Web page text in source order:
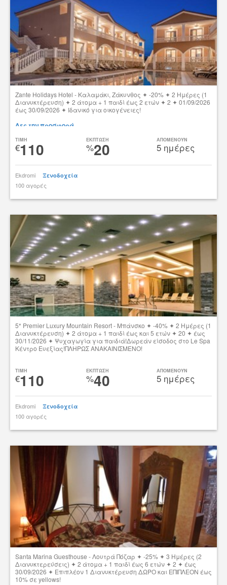
Zante Holidays Hotel - Καλαμάκι, Ζάκυνθος ✦ -20% ✦ 2 Ημέρες (1
Διανυκτέρευση) ✦ 2 άτομα + 1 παιδί έως 2 ετών ✦ 2 ✦ 01/09/2026
έως 30/09/2026 ✦ Ιδανικό για οικογένειες!
Δες την προσφορά
TIMH
€110 ΕΚΠΤΩΣΗ
%20 ΑΠΟΜΕΝΟΥΝ
5 ημέρες
Ekdromi Ξενοδοχεία
100 αγορές
tsibato
5* Premier Luxury Mountain Resort - Μπάνσκο ✦ -40% ✦ 2 Ημέρες (1
Διανυκτέρευση) ✦ 2 άτομα + 1 παιδί έως και 5 ετών ✦ 20 ✦ έως
30/11/2026 ✦ Ψυχαγωγία για παιδιά!Δωρεάν είσοδος στο Le Spa
Κέντρο Ευεξίας!ΠΛΗΡΩΣ ΑΝΑΚΑΙΝΙΣΜΕΝΟ!
TIMH
€110 ΕΚΠΤΩΣΗ
%40 ΑΠΟΜΕΝΟΥΝ
5 ημέρες
Ekdromi Ξενοδοχεία
100 αγορές
tsibato
Santa Marina Guesthouse - Λουτρά Πόζαρ ✦ -25% ✦ 3 Ημέρες (2
Διανυκτερεύσεις) ✦ 2 άτομα + 1 παιδί έως 6 ετών ✦ 2 ✦ έως
30/09/2026 ✦ Επιπλέον 1 Διανυκτέρευση ΔΩΡΟ και ΕΠΙΠΛΕΟΝ έως
10% σε yellows!